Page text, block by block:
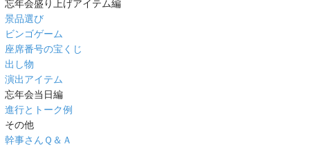
忘年会盛り上げアイテム編
景品選び
ビンゴゲーム
座席番号の宝くじ
出し物
演出アイテム
忘年会当日編
進行とトーク例
その他
幹事さんＱ＆Ａ